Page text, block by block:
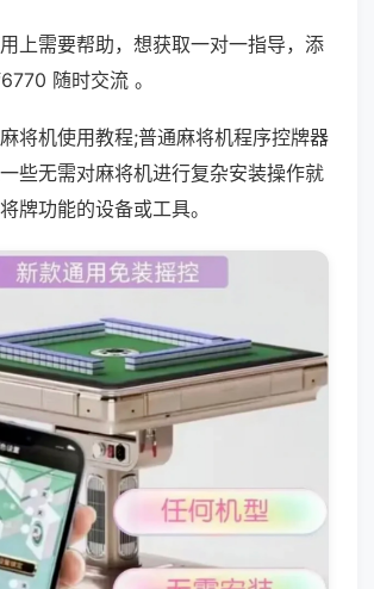
上需要帮助，想获取一对一指导，添
随时交流 。
将机使用教程;普通麻将机程序控牌器
些无需对麻将机进行复杂安装操作就
牌功能的设备或工具。